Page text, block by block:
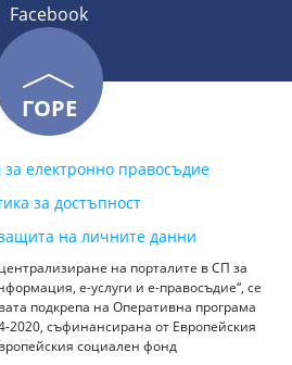
Facebook
ГОРЕ
електронно правосъдие
за достъпност
на личните данни
на порталите в СП за
е-услуги и е-правосъдие“, се
подкрепа на Оперативна програма
2020, съфинансирана от Европейския
социален фонд